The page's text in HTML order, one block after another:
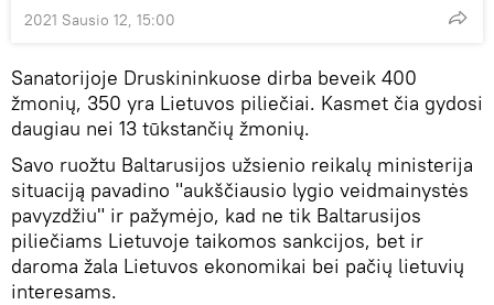
2021 Sausio 12, 15:00
Sanatorijoje Druskininkuose dirba beveik 400
žmonių, 350 yra Lietuvos piliečiai. Kasmet čia gydosi
daugiau nei 13 tūkstančių žmonių.
Savo ruožtu Baltarusijos užsienio reikalų ministerija
situaciją pavadino "aukščiausio lygio veidmainystės
pavyzdžiu" ir pažymėjo, kad ne tik Baltarusijos
piliečiams Lietuvoje taikomos sankcijos, bet ir
daroma žala Lietuvos ekonomikai bei pačių lietuvių
interesams.